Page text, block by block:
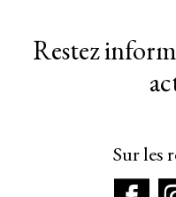
Restez
Sur les